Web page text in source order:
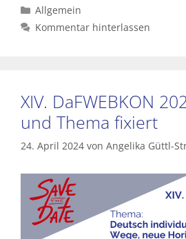
Kategorien
Allgemein
Kommentar hinterlassen
XIV. DaFWEBKON
und Thema fixiert
24. April 2024 von Angelika Güttl-